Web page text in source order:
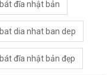
bát đĩa nhật bản
bat dia nhat ban dep
bát đĩa nhật bản đẹp